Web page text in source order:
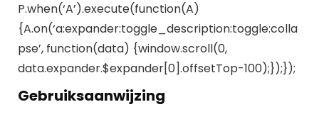
P.when(‘A’).execute(function(A)
{A.on(‘a:expander:toggle_description:toggle:colla
pse’, function(data) {window.scroll(0,
data.expander.$expander[0].offsetTop-100);});});
Gebruiksaanwijzing